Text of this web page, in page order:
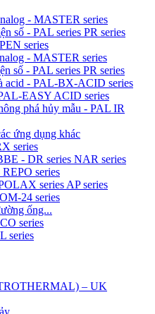
- MASTER series
số - PAL series PR series
series
- MASTER series
số - PAL series PR series
acid - PAL-BX-ACID series
EASY ACID series
phá hủy mẫu - PAL IR
ứng dụng khác
series
- DR series NAR series
series
series AP series
24 series
ống...
series
series
– UK